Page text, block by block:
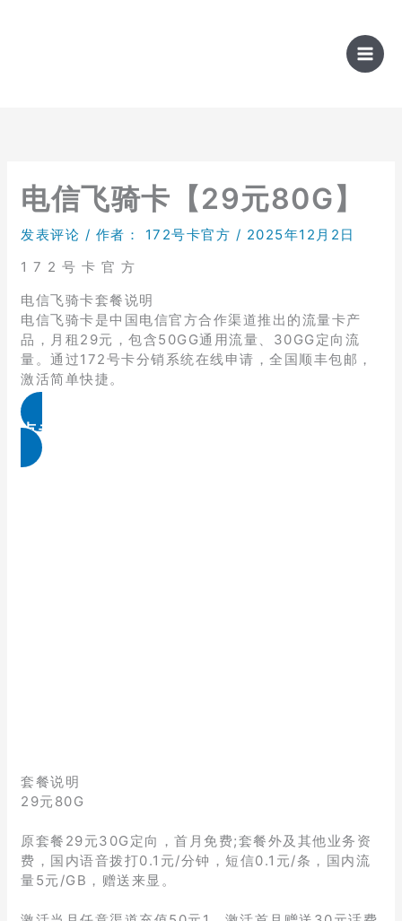
电信飞骑卡【29元80G】
发表评论 / 作者： 172号卡官方 / 2025年12月2日
1 7 2 号 卡 官 方
电信飞骑卡套餐说明
电信飞骑卡是中国电信官方合作渠道推出的流量卡产
品，月租29元，包含50GG通用流量、30GG定向流
量。通过172号卡分销系统在线申请，全国顺丰包邮，
激活简单快捷。
点击免费领取
套餐说明
29元80G
原套餐29元30G定向，首月免费;套餐外及其他业务资
费，国内语音拨打0.1元/分钟，短信0.1元/条，国内流
量5元/GB，赠送来显。